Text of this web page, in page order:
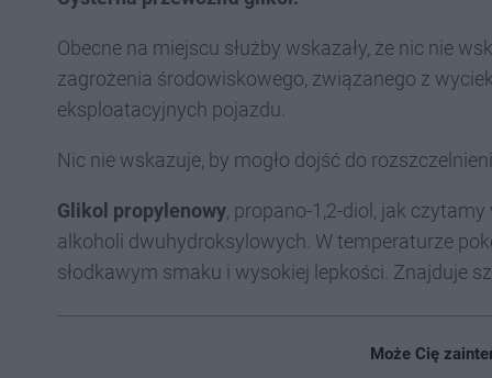
Obecne na miejscu służby wskazały, że nic nie
zagrożenia środowiskowego, związanego z
eksploatacyjnych pojazdu.
Nic nie wskazuje, by mogło dojść do
Glikol propylenowy , propano-1,2-diol, jak
alkoholi dwuhydroksylowych. W temperaturze
słodkawym smaku i wysokiej lepkości. Znajduje
Może Cię